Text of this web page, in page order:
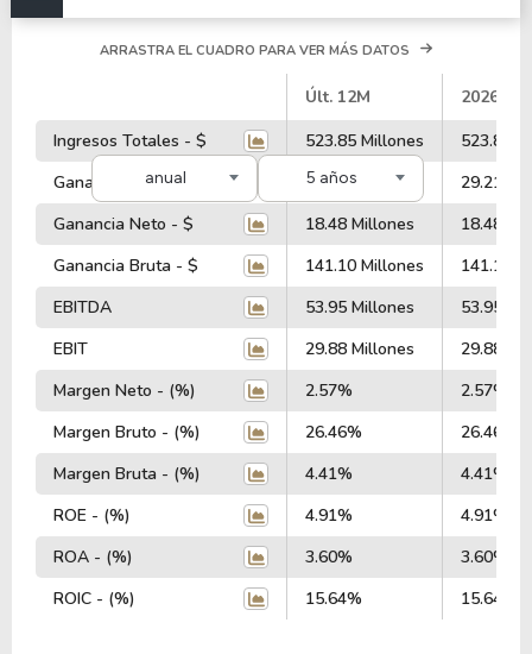
anual 5 años
ARRASTRA EL CUADRO PARA VER MÁS DATOS
Últ. 12M
2026
Ingresos Totales - $
523.85 Millones
523.85
Ganancia Operativa - $
29.21 Millones
29.21
Ganancia Neto - $
18.48 Millones
18.48
Ganancia Bruta - $
141.10 Millones
141.10
EBITDA
53.95 Millones
53.95
EBIT
29.88 Millones
29.88
Margen Neto - (%)
2.57%
2.57%
Margen Bruto - (%)
26.46%
26.46%
Margen Bruta - (%)
4.41%
4.41%
ROE - (%)
4.91%
4.91%
ROA - (%)
3.60%
3.60%
ROIC - (%)
15.64% 15.64%